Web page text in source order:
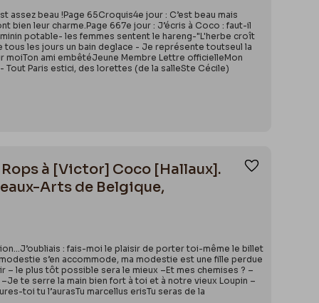
assez beau !Page 65Croquis4e jour : C’est beau mais
leur charme.Page 667e jour : J’écris à Coco : faut-il
potable- les femmes sentent le hareng-"L'herbe croît
tous les jours un bain deglace - Je représente toutseul la
moiTon ami embêtéJeune Membre Lettre officielleMon
Paris estici, des lorettes (de la salleSte Cécile)
à [Victor] Coco [Hallaux].
Arts de Belgique,
: fais-moi le plaisir de porter toi-même le billet
s’en accommode, ma modestie est une fille perdue
– le plus tôt possible sera le mieux –Et mes chemises ? –
te serre la main bien fort à toi et à notre vieux Loupin –
toi tu l’aurasTu marcellus erisTu seras de la
Ajouter